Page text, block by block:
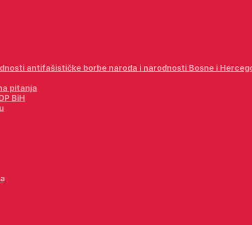
antifašističke borbe naroda i narodnosti Bosne i
pitanja
BiH